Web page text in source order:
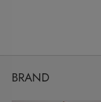
BRAND